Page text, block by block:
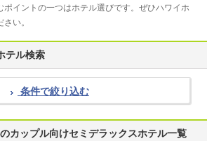
ポイントの一つはホテル選びです。ぜひハワイホ
い。
テル検索
条件で絞り込む
カップル向けセミデラックスホテル一覧